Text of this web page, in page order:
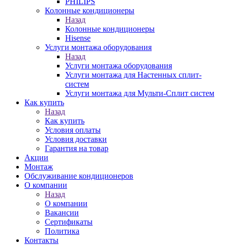
Колонные кондиционеры
Назад
Колонные кондиционеры
Hisense
Услуги монтажа оборудования
Назад
Услуги монтажа оборудования
Услуги монтажа для Настенных сплит-
систем
Услуги монтажа для Мульти-Сплит систем
Как купить
Назад
Как купить
Условия оплаты
Условия доставки
Гарантия на товар
Акции
Монтаж
Обслуживание кондиционеров
О компании
Назад
О компании
Вакансии
Сертификаты
Политика
Контакты